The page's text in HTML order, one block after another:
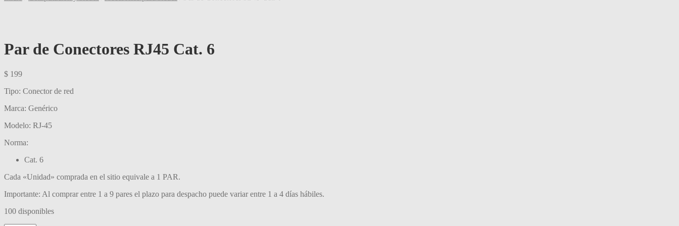
Par de Conectores RJ45 Cat. 6
$ 199
Tipo: Conector de red
Marca: Genérico
Modelo: RJ-45
Norma:
Cat. 6
Cada «Unidad» comprada en el sitio equivale a 1 PAR.
Importante: Al comprar entre 1 a 9 pares el plazo para despacho puede variar entre 1 a 4 días hábiles.
100 disponibles